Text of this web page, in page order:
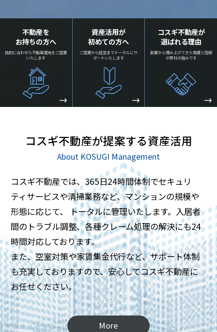
不動産を
お持ちの方へ
目的に合わせた不動産運用をご提案
いたします
資産活用が
初めての方へ
ご提案から経営までトータルにサ
ポートいたします
コスギ不動産が
選ばれる理由
創業から積み上げてきた実績と信頼
が弊社の強みです
コスギ不動産が提案する資産活用
About KOSUGI Management
コスギ不動産では、365日24時間体制でセキュリ
ティサービスや清掃業務など、マンションの規模や
形態に応じて、
トータルに管理いたします。入居者
間のトラブル調整、各種クレーム処理の解決にも24
時間対応しております。
また、空室対策や家賃集金代行など、サポート体制
も充実しておりますので、安心してコスギ不動産に
お任せください。
More